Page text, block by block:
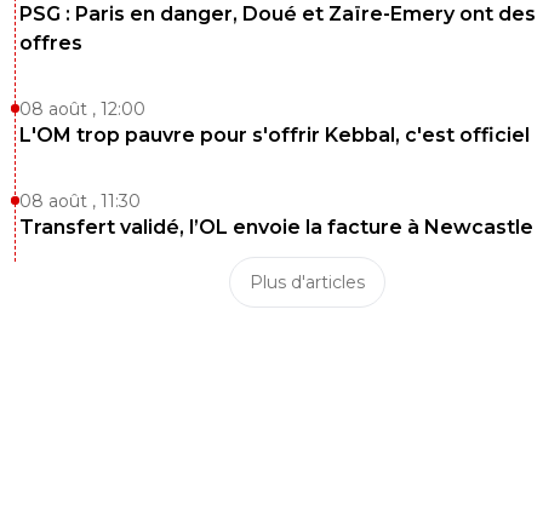
PSG : Paris en danger, Doué et Zaïre-Emery ont des
offres
08 août , 12:00
L'OM trop pauvre pour s'offrir Kebbal, c'est officiel
08 août , 11:30
Transfert validé, l’OL envoie la facture à Newcastle
Plus d'articles